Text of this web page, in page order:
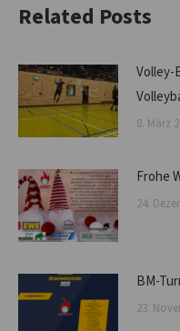
Related Posts
Volley-
8. März
Frohe
24.
BM-
23.